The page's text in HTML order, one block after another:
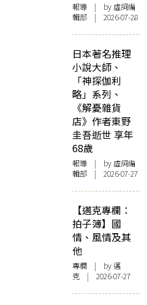
報導 | by 虛詞編
輯部 | 2026-07-28
日本著名推理
小說大師、
「神探伽利
略」系列、
《解憂雜貨
店》作者東野
圭吾逝世 享年
68歲
報導 | by 虛詞編
輯部 | 2026-07-27
【邁克專欄：
拍子簿】國
情、風情及其
他
專欄 | by邁
克 | 2026-07-27